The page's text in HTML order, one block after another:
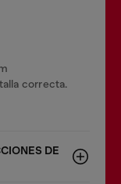
correcta.
DE